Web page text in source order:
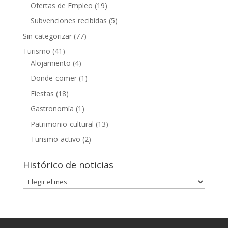
Ofertas de Empleo (19)
Subvenciones recibidas (5)
Sin categorizar(77)
Turismo (41)
Alojamiento (4)
Donde-comer(1)
Fiestas (18)
Gastronomía (1)
Patrimonio-cultural (13)
Turismo-activo (2)
Histórico de noticias
Histórico
de